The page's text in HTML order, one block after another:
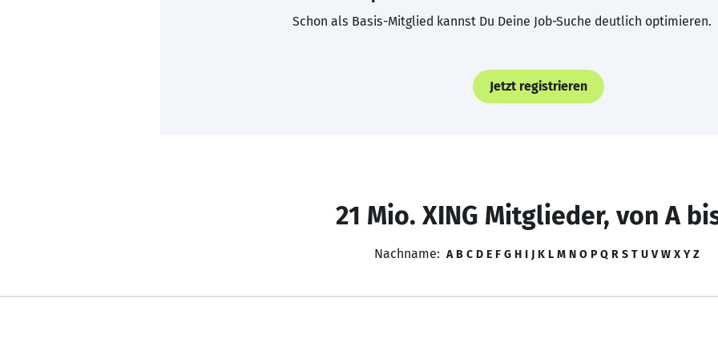
Schon als Basis-Mitglied kannst Du Deine Job-Suche deutlich optimieren.
Jetzt registrieren
21 Mio. XING Mitglieder, von A
Nachname: A B C D E F G H I J K L M N O P Q R S T U V W X Y Z